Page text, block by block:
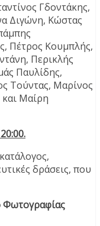
Γδοντάκης,
Διγώνη, Κώστας
Πέτρος Κουμπλής,
Περικλής
Παυλίδης,
Τούντας, Μαρίνος
Μαίρη
δράσεις, που
Φωτογραφίας